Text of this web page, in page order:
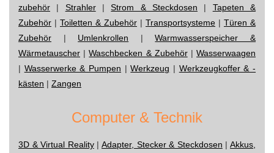
zubehör | Strahler|Strom & Steckdosen | Tapeten &
Zubehör | Toiletten & Zubehör | Transportsysteme | Türen &
Zubehör | Umlenkrollen |Warmwasserspeicher &
Wärmetauscher |Waschbecken & Zubehör|Wasserwaagen
| Wasserwerke & Pumpen |Werkzeug | Werkzeugkoffer & -
kästen | Zangen
Computer & Technik
3D & Virtual Reality|Adapter, Stecker & Steckdosen |Akkus,